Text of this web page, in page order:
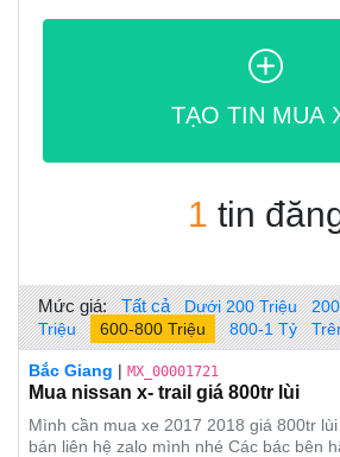
TẠO TIN MUA
1 tin
Mức giá: Tất cả Dưới 200 Triệu
Triệu
600-800 Triệu 800-1 Tỷ
Bắc Giang | MX_00001721
Mua nissan x- trail giá 800tr lùi
Mình cần mua xe 2017 2018 giá 800tr
bán liên hệ zalo mình nhé Các bác bên